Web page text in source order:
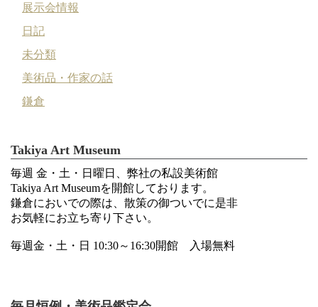
展示会情報
日記
未分類
美術品・作家の話
鎌倉
Takiya Art Museum
毎週 金・土・日曜日、弊社の私設美術館
Takiya Art Museumを開館しております。
鎌倉においでの際は、散策の御ついでに是非
お気軽にお立ち寄り下さい。
毎週金・土・日 10:30～16:30開館 入場無料